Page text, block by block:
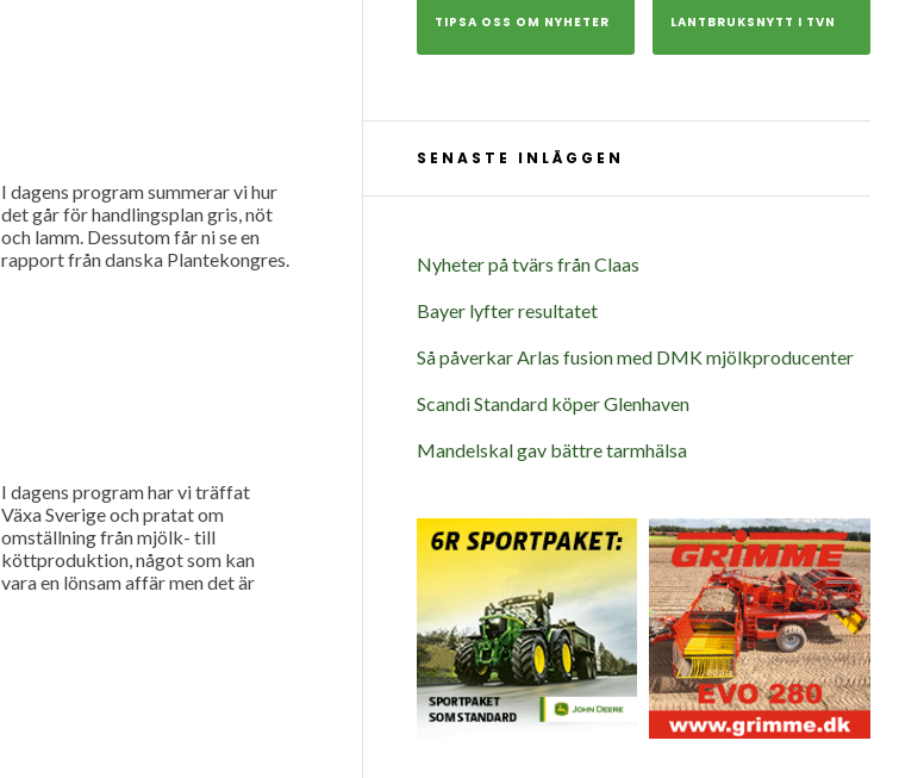
I dagens program summerar vi hur
det går för handlingsplan gris, nöt
och lamm. Dessutom får ni se en
rapport från danska Plantekongres.
I dagens program har vi träffat
Växa Sverige och pratat om
omställning från mjölk- till
köttproduktion, något som kan
vara en lönsam affär men det är
TIPSA OSS OM NYHETER LANTBRUKSNYTT I TVN
SENASTE INLÄGGEN
Nyheter på tvärs från Claas
Bayer lyfter resultatet
Så påverkar Arlas fusion med DMK mjölkproducenter
Scandi Standard köper Glenhaven
Mandelskal gav bättre tarmhälsa